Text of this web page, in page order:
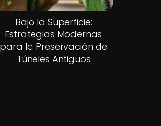
Bajo la Superficie:
Estrategias Modernas
para la Preservación de
Túneles Antiguos